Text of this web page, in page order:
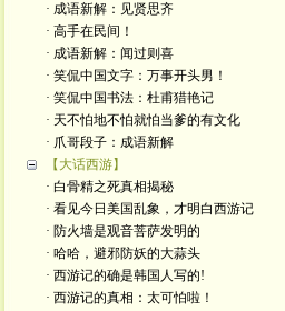
· 成语新解：见贤思齐
· 高手在民间！
· 成语新解：闻过则喜
· 笑侃中国文字：万事开头男！
· 笑侃中国书法：杜甫猎艳记
· 天不怕地不怕就怕当爹的有文化
· 爪哥段子：成语新解
【大话西游】
· 白骨精之死真相揭秘
· 看见今日美国乱象，才明白西游记
· 防火墙是观音菩萨发明的
· 哈哈，避邪防妖的大蒜头
· 西游记的确是韩国人写的!
· 西游记的真相：太可怕啦！